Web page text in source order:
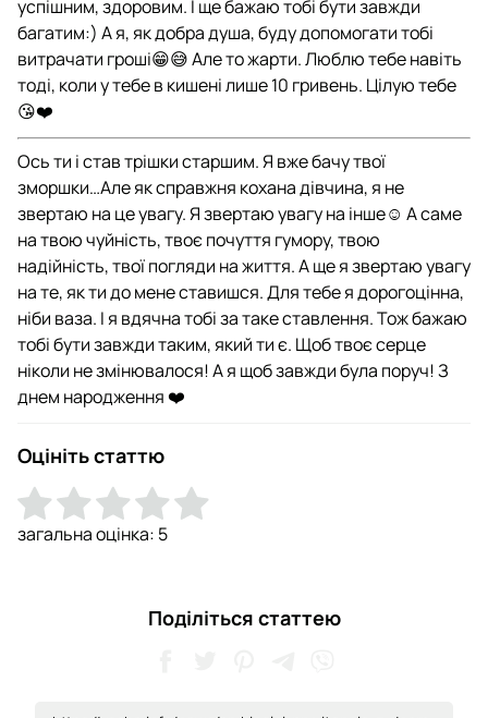
успішним, здоровим. І ще бажаю тобі бути завжди
багатим:) А я, як добра душа, буду допомогати тобі
витрачати гроші😁😅 Але то жарти. Люблю тебе навіть
тоді, коли у тебе в кишені лише 10 гривень. Цілую тебе
😘❤️
Ось ти і став трішки старшим. Я вже бачу твої
зморшки…Але як справжня кохана дівчина, я не
звертаю на це увагу. Я звертаю увагу на інше☺️ А саме
на твою чуйність, твоє почуття гумору, твою
надійність, твої погляди на життя. А ще я звертаю увагу
на те, як ти до мене ставишся. Для тебе я дорогоцінна,
ніби ваза. І я вдячна тобі за таке ставлення. Тож бажаю
тобі бути завжди таким, який ти є. Щоб твоє серце
ніколи не змінювалося! А я щоб завжди була поруч! З
днем народження ❤️
Оцініть статтю
загальна оцінка: 5
Поділіться статтею